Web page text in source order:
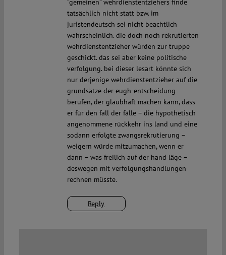
Reply
“gemeinen” wehrdienstentziehers finde
tatsächlich nicht statt bzw. im
juristendeutsch sei nicht beachtlich
wahrscheinlich. die doch noch rekrutierten
wehrdienstentzieher würden zur truppe
geschickt. das sei aber keine politische
verfolgung. bei dieser lesart könnte sich
nur derjenige wehrdienstentzieher auf die
grundsätze der eugh-entscheidung
berufen, der glaubhaft machen kann, dass
er für den fall der fälle – die hypothetisch
angenommene rückkehr ins land und eine
sodann erfolgte zwangsrekrutierung –
weigern würde mitzumachen, wenn er
dann – was freilich auf der hand läge –
deswegen mit verfolgungshandlungen
rechnen müsste.